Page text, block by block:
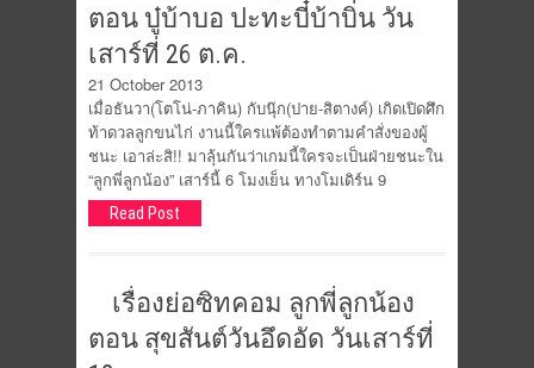
ตอน บู๋บ้าบอ ปะทะบี๋บ้าบิ่น วัน
เสาร์ที่ 26 ต.ค.
21 October 2013
เมื่อธันวา(โตโน่-ภาคิน) กับนุ๊ก(ปาย-สิตางค์) เกิดเปิดศึก
ท้าดวลลูกขนไก่ งานนี้ใครแพ้ต้องทำตามคำสั่งของผู้
ชนะ เอาล่ะสิ!! มาลุ้นกันว่าเกมนี้ใครจะเป็นฝ่ายชนะใน
“ลูกพี่ลูกน้อง” เสาร์นี้ 6 โมงเย็น ทางโมเดิร์น 9
Read Post
เรื่องย่อซิทคอม ลูกพี่ลูกน้อง
ตอน สุขสันต์วันอึดอัด วันเสาร์ที่